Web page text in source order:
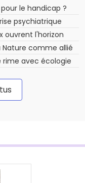
le handicap ?
psychiatrique
ouvrent l'horizon
Nature comme allié
rime avec écologie